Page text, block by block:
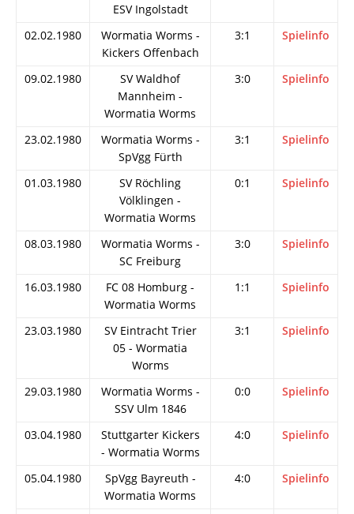
ESV Ingolstadt
02.02.1980
Wormatia Worms -
Kickers Offenbach
3:1 Spielinfo
09.02.1980
SV Waldhof
Mannheim -
Wormatia Worms
3:0 Spielinfo
23.02.1980
Wormatia Worms -
SpVgg Fürth
3:1 Spielinfo
01.03.1980
SV Röchling
Völklingen -
Wormatia Worms
0:1 Spielinfo
08.03.1980
Wormatia Worms -
SC Freiburg
3:0 Spielinfo
16.03.1980
FC 08 Homburg -
Wormatia Worms
1:1 Spielinfo
23.03.1980
SV Eintracht Trier
05 - Wormatia
Worms
3:1 Spielinfo
29.03.1980
Wormatia Worms -
SSV Ulm 1846
0:0 Spielinfo
03.04.1980
Stuttgarter Kickers
- Wormatia Worms
4:0 Spielinfo
05.04.1980
SpVgg Bayreuth -
Wormatia Worms
4:0 Spielinfo